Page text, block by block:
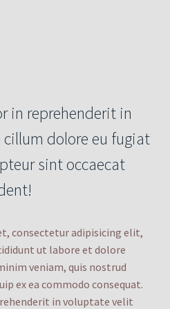
in reprehenderit in
dolore eu fugiat
sint occaecat
consectetur adipisicing elit,
ut labore et dolore
veniam, quis nostrud
ex ea commodo consequat.
in voluptate velit